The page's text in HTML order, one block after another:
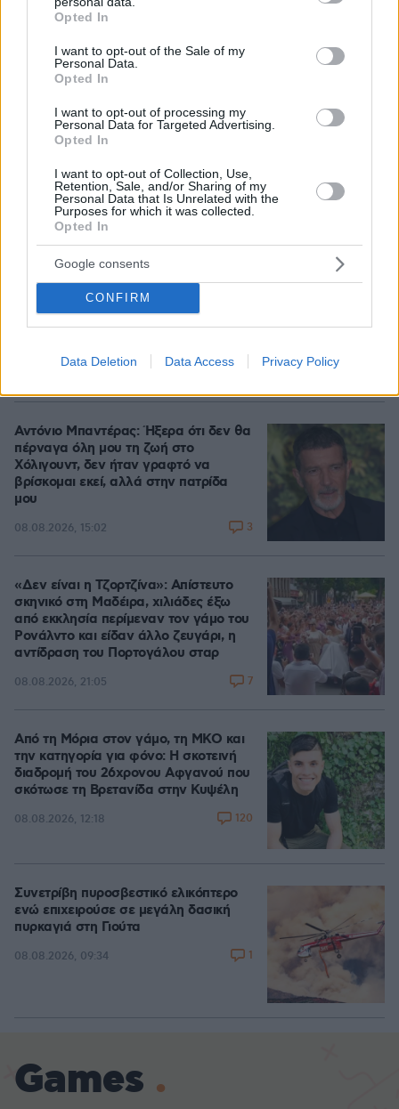
grant or deny consent to Google and its third-party tags to
use your data for below specified purposes in below Google
consent section.
Opted In
I want to opt-out of the Sale of my
Personal Data.
Opted In
I want to opt-out of processing my
Personal Data for Targeted Advertising.
Opted In
I want to opt-out of Collection, Use,
Retention, Sale, and/or Sharing of my
Personal Data that Is Unrelated with the
Purposes for which it was collected.
Opted In
Google consents
CONFIRM
Data Deletion Data Access Privacy Policy
«Μαύρος χρυσός» $1 τρισ. πίσω από τη μάχη για
με τον Τραμπ ετοιμάζεται να τρυπήσει τον πάγο
χωρίς άδεια
Εγκαταλείπει το κόμμα Καρυστιανού
και ο επιχειρηματίας Νίκος
κάστα, «λένε προδότες και
πληρωμένους όσους αποχωρούν»
08.08.2026, 18:48 198
Τραγωδία στην Πάρο: Πνίγηκε
4χρονος σε πισίνα beach bar, βούτηξε
ο μπάρμαν για να τον σώσει
Αντόνιο Μπαντέρας: Ήξερα ότι δεν θα
πέρναγα όλη μου τη ζωή στο
Χόλιγουντ, δεν ήταν γραφτό να
βρίσκομαι εκεί, αλλά στην πατρίδα
μου
08.08.2026, 15:02 3
«Δεν είναι η Τζορτζίνα»: Απίστευτο
σκηνικό στη Μαδέιρα, χιλιάδες έξω
από εκκλησία περίμεναν τον γάμο του
Ρονάλντο και είδαν άλλο ζευγάρι, η
αντίδραση του Πορτογάλου σταρ
08.08.2026, 21:05 7
Από τη Μόρια στον γάμο, τη ΜΚΟ και
την κατηγορία για φόνο: Η σκοτεινή
διαδρομή του 26χρονου Αφγανού που
σκότωσε τη Βρετανίδα στην Κυψέλη
08.08.2026, 12:18 120
Συνετρίβη πυροσβεστικό ελικόπτερο
ενώ επιχειρούσε σε μεγάλη δασική
πυρκαγιά στη Γιούτα
08.08.2026, 09:34 1
Games